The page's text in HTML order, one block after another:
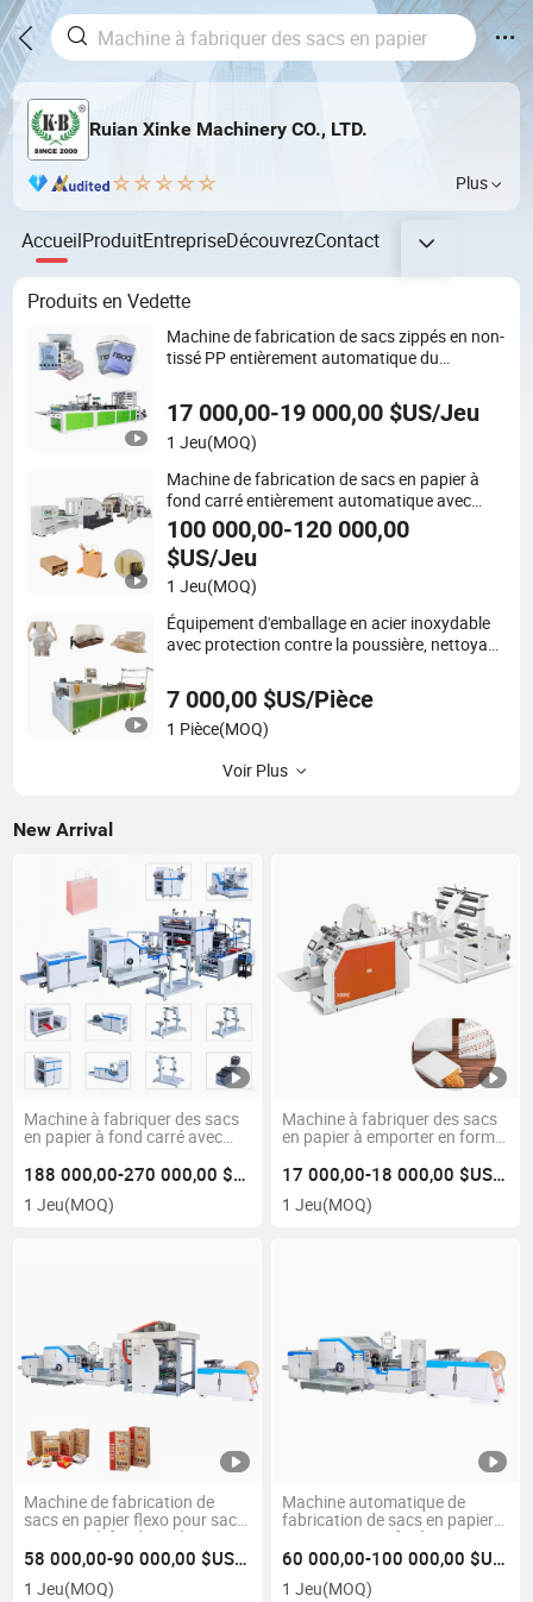
Ruian Xinke Machinery CO., LTD.
Plus
AccueilProduitEntrepriseDécouvrezContact
Produits en Vedette
Machine de fabrication de sacs zippés en non-
tissé PP entièrement automatique du
17 000,00-19 000,00 $US/Jeu
1 Jeu(MOQ)
Machine de fabrication de sacs en papier à
fond carré entièrement automatique avec
poignée torsadée en ligne
100 000,00-120 000,00
$US/Jeu
1 Jeu(MOQ)
Équipement d'emballage en acier inoxydable
avec protection contre la poussière, nettoyage
7 000,00 $US/Pièce
1 Pièce(MOQ)
Voir Plus
New Arrival
Machine à fabriquer des sacs
en papier à fond carré avec
188 000,00-270 000,00 $US/Jeu
1 Jeu(MOQ)
Machine à fabriquer des sacs
en papier à emporter en forme
prix d'usine
17 000,00-18 000,00 $US/Jeu
1 Jeu(MOQ)
Machine de fabrication de
sacs en papier flexo pour sacs
en papier à fond carré prix
58 000,00-90 000,00 $US/Jeu
1 Jeu(MOQ)
Machine automatique de
fabrication de sacs en papier
pour pain avec fenêtre en PP
60 000,00-100 000,00 $US/Jeu
1 Jeu(MOQ)